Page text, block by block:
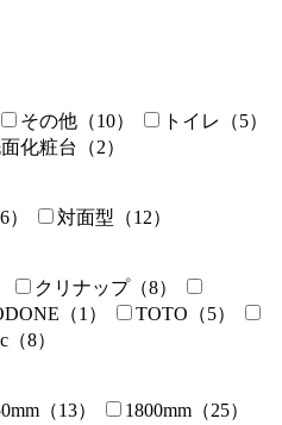
その他（10）
トイレ（5）
化粧台（2）
対面型（12）
クリナップ（8）
（1）
TOTO（5）
（8）
（13）
1800mm（25）